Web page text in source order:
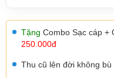
Tặng Combo Sạc cáp +
250.000đ
Thu cũ lên đời không bù